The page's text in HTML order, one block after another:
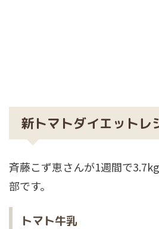
新トマトダイエットレ
斉藤こず恵さんが1週間で
部です。
トマト牛乳